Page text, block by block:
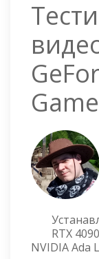
RTX
NVIDIA Ada